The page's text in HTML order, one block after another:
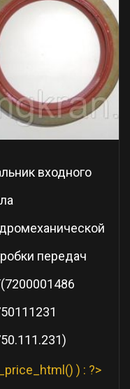
входного
передач
) : ?>